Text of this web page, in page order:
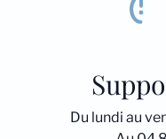
Du lundi au